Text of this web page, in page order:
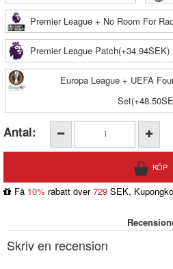
Premier League + No Room For
Premier League Patch(+34.94SEK)
Europa League + UEFA
Antal:
Få 10% rabatt över729 SEK,
Skriv en recension